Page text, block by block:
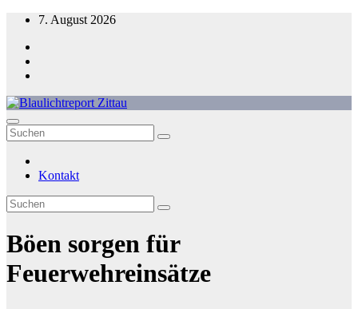
Zum
springen
7. August 2026
Blaulichtreport Zittau
Kontakt
Böen sorgen für
Feuerwehreinsätze